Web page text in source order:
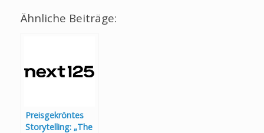
Ähnliche Beiträge:
Preisgekröntes
Storytelling: „The